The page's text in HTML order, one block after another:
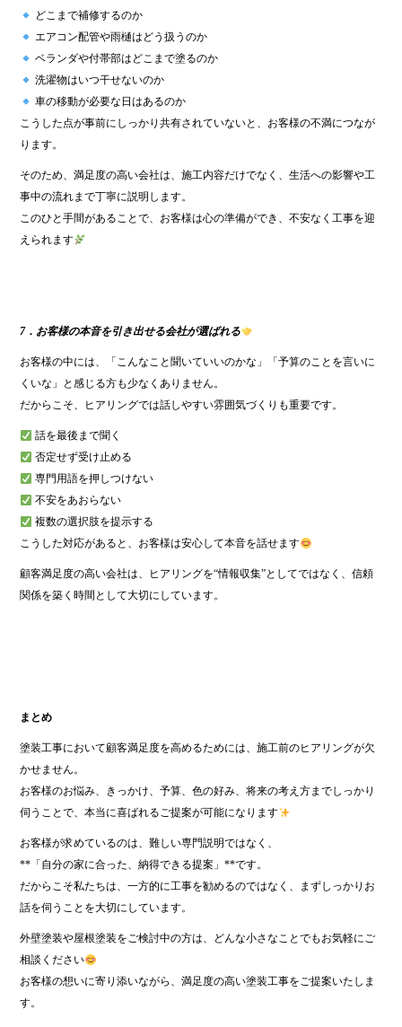
どこまで補修するのか
エアコン配管や雨樋はどう扱うのか
ベランダや付帯部はどこまで塗るのか
洗濯物はいつ干せないのか
車の移動が必要な日はあるのか
こうした点が事前にしっかり共有されていないと、お客様の不満につなが
ります。
そのため、満足度の高い会社は、施工内容だけでなく、生活への影響や工
事中の流れまで丁寧に説明します。
このひと手間があることで、お客様は心の準備ができ、不安なく工事を迎
えられます
7．お客様の本音を引き出せる会社が選ばれる
お客様の中には、「こんなこと聞いていいのかな」「予算のことを言いに
くいな」と感じる方も少なくありません。
だからこそ、ヒアリングでは話しやすい雰囲気づくりも重要です。
話を最後まで聞く
否定せず受け止める
専門用語を押しつけない
不安をあおらない
複数の選択肢を提示する
こうした対応があると、お客様は安心して本音を話せます
顧客満足度の高い会社は、ヒアリングを“情報収集”としてではなく、信頼
関係を築く時間として大切にしています。
まとめ
塗装工事において顧客満足度を高めるためには、施工前のヒアリングが欠
かせません。
お客様のお悩み、きっかけ、予算、色の好み、将来の考え方までしっかり
伺うことで、本当に喜ばれるご提案が可能になります
お客様が求めているのは、難しい専門説明ではなく、
**「自分の家に合った、納得できる提案」**です。
だからこそ私たちは、一方的に工事を勧めるのではなく、まずしっかりお
話を伺うことを大切にしています。
外壁塗装や屋根塗装をご検討中の方は、どんな小さなことでもお気軽にご
相談ください
お客様の想いに寄り添いながら、満足度の高い塗装工事をご提案いたしま
す。